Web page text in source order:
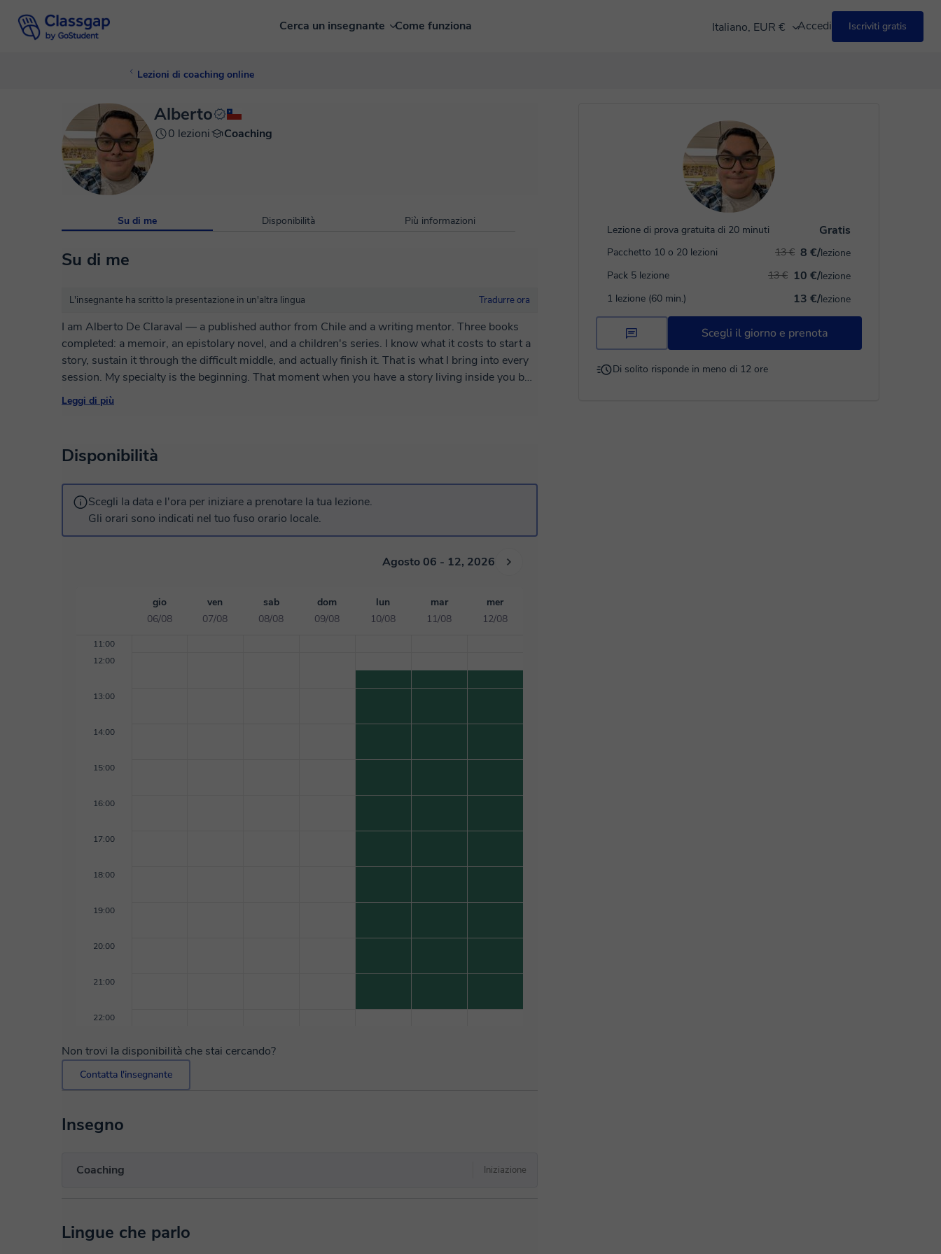
Cerca un insegnante Come funziona Italiano, EUR € Accedi Iscriviti gratis
Lezioni di coaching online
Lezione di prova gratuita di 20 minuti Gratis
Pacchetto 10 o 20 lezioni 8 €/lezione
13 €
Pack 5 lezione
10 €/lezione
13 €
1 lezione (60 min.)
13 €/lezione
Scegli il giorno e prenota
Di solito risponde in meno di 12 ore
Alberto
0 lezioni Coaching
Su di me Disponibilità Più informazioni
Su di me
L'insegnante ha scritto la presentazione in un'altra lingua Tradurre ora
I am Alberto De Claraval — a published author from Chile and a writing mentor. Three books
completed: a memoir, an epistolary novel, and a children's series. I know what it costs to start a
story, sustain it through the difficult middle, and actually finish it. That is what I bring into every
session. My specialty is the beginning. That moment when you have a story living inside you but
no idea how to get it onto the page. When the blank document feels bigger than the idea. When
you have started three times and stopped three times and still believe, somehow, that the story is
is called Via Claraval: your story, your pace, your voice. We start wherever you are — even if that
Leggi di più
Disponibilità
Scegli la data e l'ora per iniziare a prenotare la tua lezione.
Gli orari sono indicati nel tuo fuso orario locale.
Agosto 06 - 12, 2026
gio
06/08
ven
07/08
sab
08/08
dom
09/08
lun
10/08
mar
11/08
mer
12/08
11:00
12:00
13:00
14:00
15:00
16:00
17:00
18:00
19:00
20:00
21:00
22:00
Non trovi la disponibilità che stai cercando?
Contatta l'insegnante
Insegno
Coaching Iniziazione
Lingue che parlo